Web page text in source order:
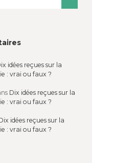
idées reçues sur la
: vrai ou faux ?
Dix idées reçues sur la
: vrai ou faux ?
idées reçues sur la
: vrai ou faux ?